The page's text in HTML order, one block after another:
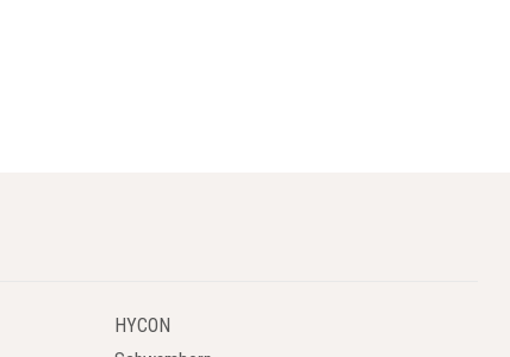
površin ter pripravo podlage za nov asfalt. S svojo
HYCON